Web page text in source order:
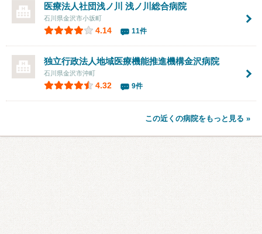
医療法人社団浅ノ川 浅ノ川総合病院
石川県金沢市小坂町
4.14 11件
独立行政法人地域医療機能推進機構金沢病院
石川県金沢市沖町
4.32 9件
この近くの病院をもっと見る »